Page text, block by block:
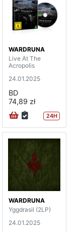
WARDRUNA
Live At The
Acropolis
24.01.2025
BD
74,89 zł
24H
WARDRUNA
Yggdrasil (2LP)
24.01.2025